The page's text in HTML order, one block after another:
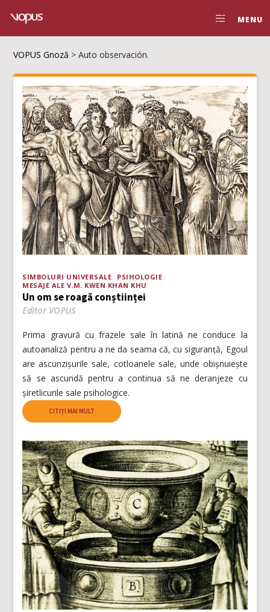
MENU
VOPUS Gnoză >Auto observación.
SIMBOLURI UNIVERSALE
PSIHOLOGIE
MESAJE ALE V.M. KWEN KHAN KHU
Un om se roagă conștiinței
Editor VOPUS
Prima gravură cu frazele sale în latină ne conduce la
autoanaliză pentru a ne da seama că, cu siguranță, Egoul
are ascunzișurile sale, cotloanele sale, unde obișnuiește
să se ascundă pentru a continua să ne deranjeze cu
șiretlicurile sale psihologice.
CITIȚI MAI MULT